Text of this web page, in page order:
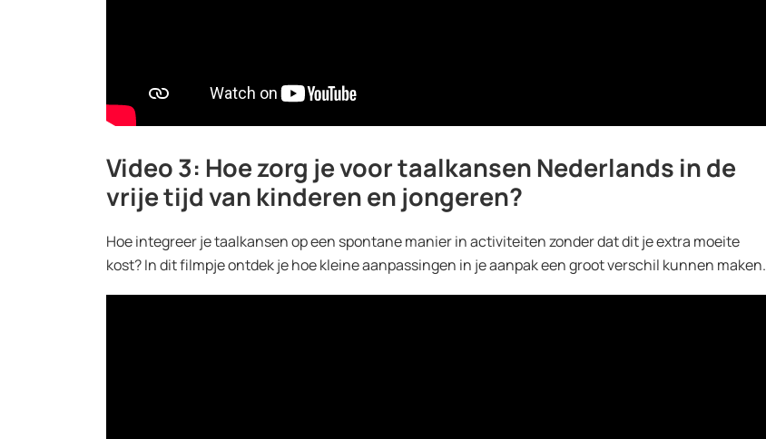
Video 3: Hoe zorg je voor taalkansen Nederlands in de
vrije tijd van kinderen en jongeren?
Hoe integreer je taalkansen op een spontane manier in activiteiten zonder dat dit je extra moeite
kost? In dit filmpje ontdek je hoe kleine aanpassingen in je aanpak een groot verschil kunnen maken.